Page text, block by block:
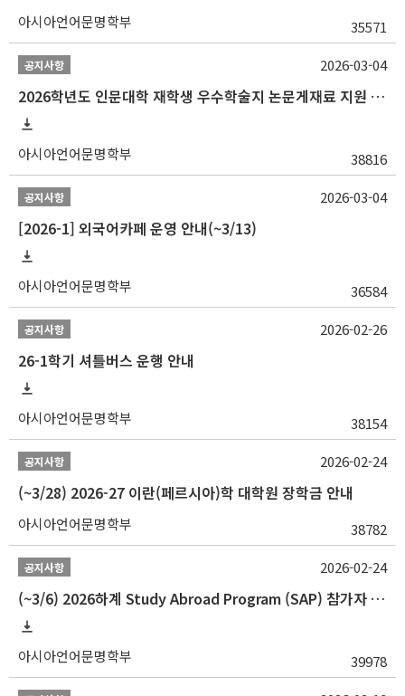
아시아언어문명학부 35571
공지사항
2026학년도 인문대학 재학생 우수학술지 논문게재료 지원 안내
아시아언어문명학부 38816
2026-03-04
공지사항
[2026-1] 외국어카페 운영 안내(~3/13)
아시아언어문명학부 36584
2026-03-04
공지사항
26-1학기 셔틀버스 운행 안내
아시아언어문명학부 38154
2026-02-26
공지사항
(~3/28) 2026-27 이란(페르시아)학 대학원 장학금 안내
아시아언어문명학부 38782
2026-02-24
공지사항
(~3/6) 2026하계 Study Abroad Program (SAP) 참가자 모집 안내
아시아언어문명학부 39978
2026-02-24